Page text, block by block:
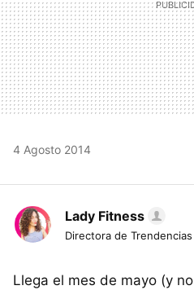
4 Agosto 2014
Lady Fitness
Directora de
Llega el mes de mayo (y